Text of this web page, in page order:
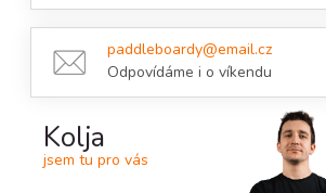
Kolja
jsem tu pro vás
paddleboardy@email.cz
Odpovídáme i o víkendu